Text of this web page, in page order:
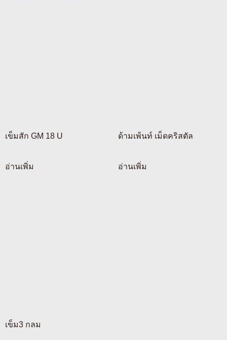
เข็มสัก GM 18 U
อ่านเพิ่ม
ด้ามเพ้นท์ เม็ดคริสตัล
อ่านเพิ่ม
เข็ม3 กลม